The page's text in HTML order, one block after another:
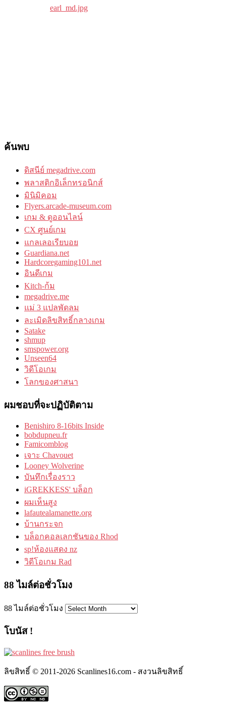
ค้นพบ
ดิสนีย์ megadrive.com
พลาสติกอิเล็กทรอนิกส์
มินิมิคอม
Flyers.arcade-museum.com
เกม & ดูออนไลน์
CX ศูนย์เกม
แกลเลอเรียบอย
Guardiana.net
Hardcoregaming101.net
อินดีเกม
Kitch-ก้ม
megadrive.me
แม่ 3 แปลพัดลม
ละเมิดลิขสิทธิ์กลางเกม
Satake
shmup
smspower.org
Unseen64
วิดีโอเกม
โลกของศาสนา
ผมชอบที่จะปฏิบัติตาม
Benishiro 8-16bits Inside
bobdupneu.fr
Famicomblog
เจาะ Chavouet
Looney Wolverine
บันทึกเรื่องราว
iGREKKESS' บล็อก
ผมเห็นสูง
lafautealamanette.org
บ้านกระจก
บล็อกคอลเลกชันของ Rhod
sp!ห้องแสดง nz
วิดีโอเกม Rad
88 ไมล์ต่อชั่วโมง
88 ไมล์ต่อชั่วโมง
โบนัส !
ลิขสิทธิ์ © 2011-2026 Scanlines16.com - สงวนลิขสิทธิ์